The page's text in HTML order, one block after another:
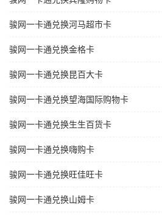
骏网一卡通兑换河马超市卡
骏网一卡通兑换金格卡
骏网一卡通兑换昆百大卡
骏网一卡通兑换望海国际购物卡
骏网一卡通兑换生生百货卡
骏网一卡通兑换嗨购卡
骏网一卡通兑换旺佳旺卡
骏网一卡通兑换山姆卡